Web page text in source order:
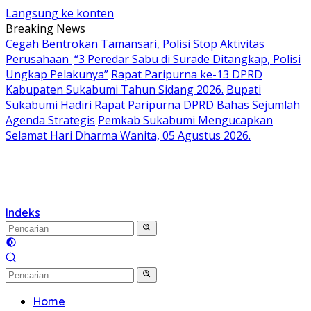
Langsung ke konten
Breaking News
Cegah Bentrokan Tamansari, Polisi Stop Aktivitas
Perusahaan “3 Peredar Sabu di Surade Ditangkap, Polisi
Ungkap Pelakunya” Rapat Paripurna ke-13 DPRD
Kabupaten Sukabumi Tahun Sidang 2026. Bupati
Sukabumi Hadiri Rapat Paripurna DPRD Bahas Sejumlah
Agenda Strategis Pemkab Sukabumi Mengucapkan
Selamat Hari Dharma Wanita, 05 Agustus 2026.
Indeks
Home